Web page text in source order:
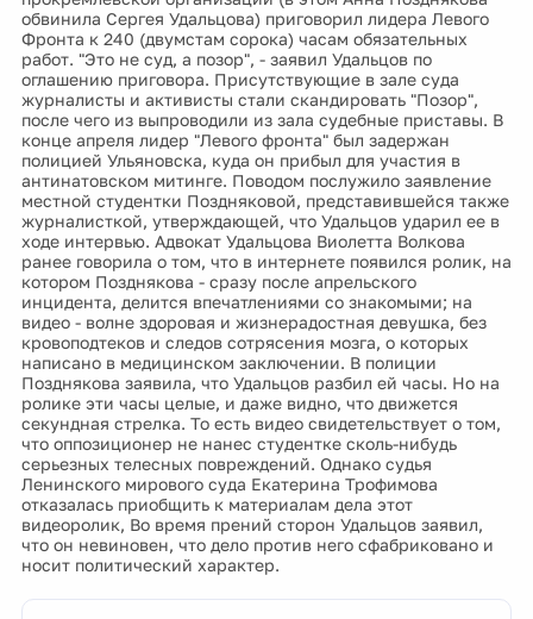
обвинила Сергея Удальцова) приговорил лидера Левого
Фронта к 240 (двумстам сорока) часам обязательных
работ. "Это не суд, а позор", - заявил Удальцов по
оглашению приговора. Присутствующие в зале суда
журналисты и активисты стали скандировать "Позор",
после чего из выпроводили из зала судебные приставы. В
конце апреля лидер "Левого фронта" был задержан
полицией Ульяновска, куда он прибыл для участия в
антинатовском митинге. Поводом послужило заявление
местной студентки Поздняковой, представившейся также
журналисткой, утверждающей, что Удальцов ударил ее в
ходе интервью. Адвокат Удальцова Виолетта Волкова
ранее говорила о том, что в интернете появился ролик, на
котором Позднякова - сразу после апрельского
инцидента, делится впечатлениями со знакомыми; на
видео - волне здоровая и жизнерадостная девушка, без
кровоподтеков и следов сотрясения мозга, о которых
написано в медицинском заключении. В полиции
Позднякова заявила, что Удальцов разбил ей часы. Но на
ролике эти часы целые, и даже видно, что движется
секундная стрелка. То есть видео свидетельствует о том,
что оппозиционер не нанес студентке сколь-нибудь
серьезных телесных повреждений. Однако судья
Ленинского мирового суда Екатерина Трофимова
отказалась приобщить к материалам дела этот
видеоролик, Во время прений сторон Удальцов заявил,
что он невиновен, что дело против него сфабриковано и
носит политический характер.